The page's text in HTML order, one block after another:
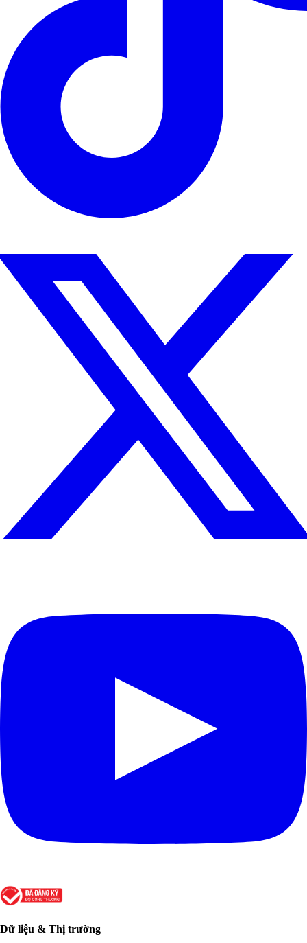
Dữ liệu & Thị trường